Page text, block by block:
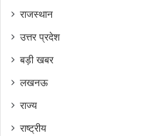
राजस्थान
उत्तर प्रदेश
बड़ी खबर
लखनऊ
राज्य
राष्ट्रीय